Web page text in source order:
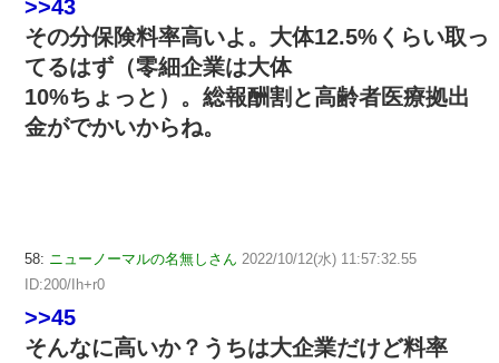
>>43
その分保険料率高いよ。大体12.5%くらい取っ
てるはず（零細企業は大体
10%ちょっと）。総報酬割と高齢者医療拠出
金がでかいからね。
58: ニューノーマルの名無しさん 2022/10/12(水) 11:57:32.55
ID:200/Ih+r0
>>45
そんなに高いか？うちは大企業だけど料率